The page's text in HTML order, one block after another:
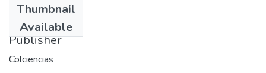
Thumbnail
Available
1976
Publisher
Colciencias